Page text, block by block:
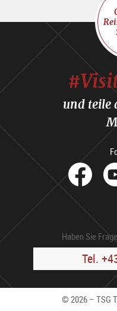
und teile
Haben Sie
Tel.
© 2026 – TSG